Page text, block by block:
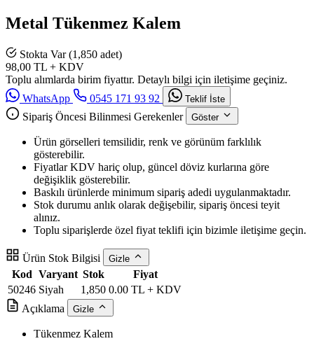
Metal Tükenmez Kalem
Stokta Var (1,850 adet)
98,00 TL + KDV
Toplu alımlarda birim fiyattır. Detaylı bilgi için iletişime geçiniz.
WhatsApp
0545 171 93 92 Teklif İste
Sipariş Öncesi Bilinmesi Gerekenler Göster
Ürün görselleri temsilidir, renk ve görünüm farklılık
gösterebilir.
Fiyatlar KDV hariç olup, güncel döviz kurlarına göre
değişiklik gösterebilir.
Baskılı ürünlerde minimum sipariş adedi uygulanmaktadır.
Stok durumu anlık olarak değişebilir, sipariş öncesi teyit
alınız.
Toplu siparişlerde özel fiyat teklifi için bizimle iletişime geçin.
Ürün Stok Bilgisi Gizle
Kod Varyant Stok
Fiyat
50246 Siyah 1,850 0.00 TL + KDV
Açıklama
Gizle
Tükenmez Kalem